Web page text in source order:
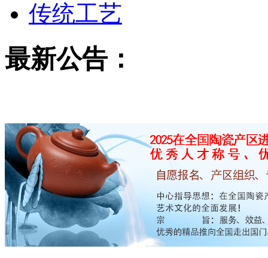
传统工艺
最新公告：